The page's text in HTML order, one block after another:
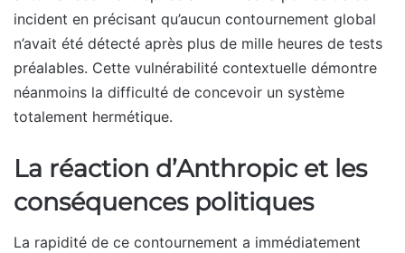
incident en précisant qu’aucun contournement global
n’avait été détecté après plus de mille heures de tests
préalables. Cette vulnérabilité contextuelle démontre
néanmoins la difficulté de concevoir un système
totalement hermétique.
La réaction d’Anthropic et les
conséquences politiques
La rapidité de ce contournement a immédiatement